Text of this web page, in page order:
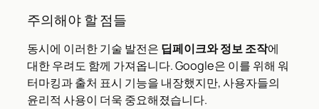
주의해야 할 점들
동시에 이러한 기술 발전은 딥페이크와 정보 조작에
대한 우려도 함께 가져옵니다. Google은 이를 위해 워
터마킹과 출처 표시 기능을 내장했지만, 사용자들의
윤리적 사용이 더욱 중요해졌습니다.